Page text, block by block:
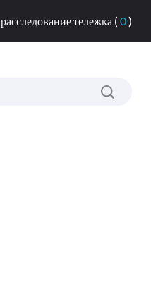
расследование тележка (0)